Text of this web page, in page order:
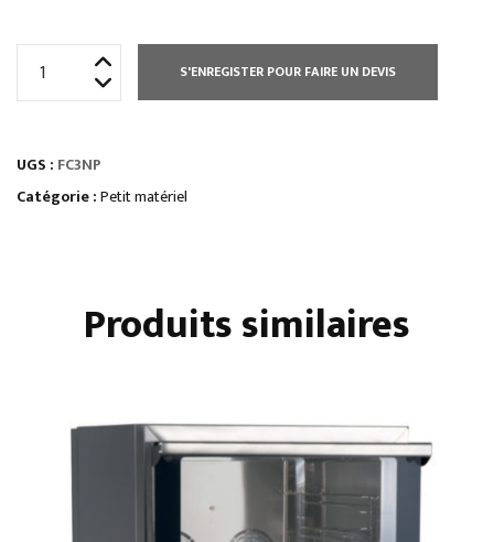
CONVECTION
3
S'ENREGISTER POUR FAIRE UN DEVIS
UGS : FC3NP
Catégorie :Petit matériel
Produits similaires